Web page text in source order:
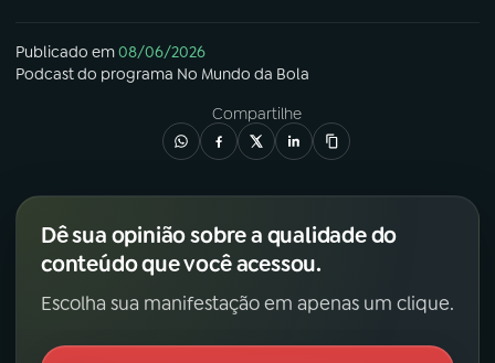
Publicado em08/06/2026
Podcastdo programa No Mundo da Bola
Compartilhe
Dê sua opinião sobre a qualidade do
conteúdo que você acessou.
Escolha sua manifestação em apenas um clique.